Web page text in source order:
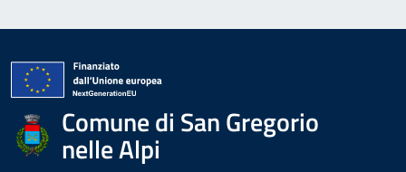
Comune di San Gregorio
nelle Alpi